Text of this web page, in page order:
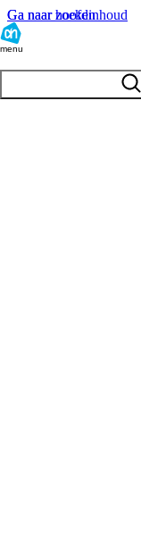
Ga naar hoofdinhoud
Ga naar zoeken
menu